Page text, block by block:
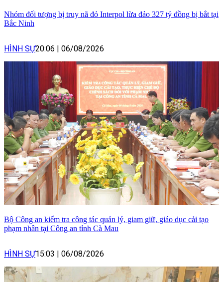
Nhóm đối tượng bị truy nã đỏ Interpol lừa đảo 327 tỷ đồng bị bắt tại
Bắc Ninh
HÌNH SỰ20:06 06/08/2026
Bộ Công an kiểm tra công tác quản lý, giam giữ, giáo dục cải tạo
phạm nhân tại Công an tỉnh Cà Mau
HÌNH SỰ15:03 06/08/2026